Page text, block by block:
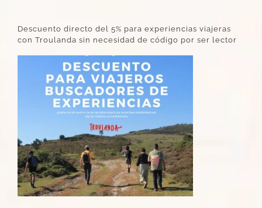
Descuento directo del 5% para experiencias viajeras
con Troulanda sin necesidad de código por ser lector